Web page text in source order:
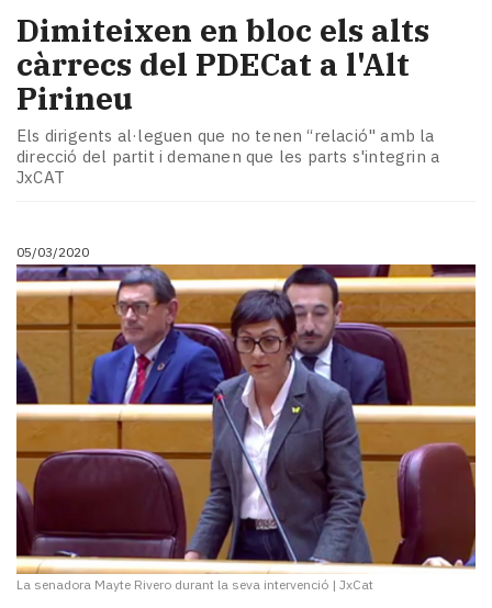
Dimiteixen en bloc els alts
càrrecs del PDECat a l'Alt
Pirineu
Els dirigents al·leguen que no tenen “relació" amb la
direcció del partit i demanen que les parts s'integrin a
JxCAT
05/03/2020
La senadora Mayte Rivero durant la seva intervenció | JxCat